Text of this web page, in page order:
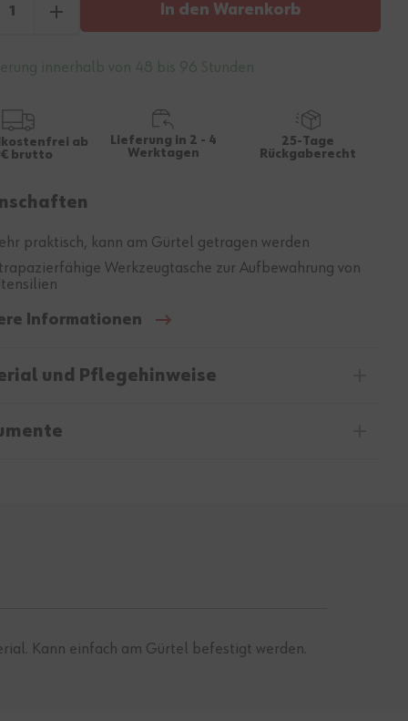
In den Warenkorb
innerhalb von 48 bis 96 Stunden
ab
brutto
Lieferung in 2 - 4
Werktagen
25-Tage
Rückgaberecht
praktisch, kann am Gürtel getragen werden
Werkzeugtasche zur Aufbewahrung von
Informationen
und Pflegehinweise
Kann einfach am Gürtel befestigt werden.